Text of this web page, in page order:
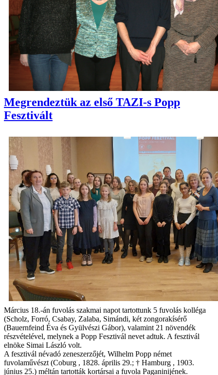
Megrendeztük az első TAZI-s Popp
Fesztivált
Március 18.-án fuvolás szakmai napot tartottunk 5 fuvolás kolléga
(Scholz, Forró, Csabay, Zalaba, Simándi, két zongorakísérő
(Bauernfeind Éva és Gyülvészi Gábor), valamint 21 növendék
részvételével, melynek a Popp Fesztivál nevet adtuk. A fesztivál
elnöke Simai László volt.
A fesztivál névadó zeneszerzőjét, Wilhelm Popp német
fuvolaművészt (Coburg , 1828. április 29.; † Hamburg , 1903.
június 25.) méltán tartották kortársai a fuvola Paganinijének.